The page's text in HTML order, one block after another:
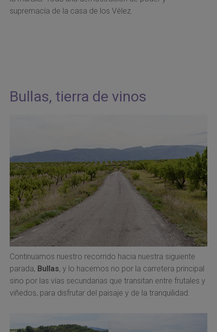
supremacía de la casa de los Vélez.
Bullas, tierra de vinos
Continuamos nuestro recorrido hacia nuestra siguiente
parada, Bullas, y lo hacemos no por la carretera principal
sino por las vías secundarias que transitan entre frutales y
viñedos, para disfrutar del paisaje y de la tranquilidad.